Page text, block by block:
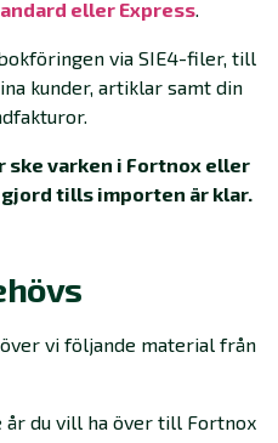
eller Express.
via SIE4-filer, till
kunder, artiklar samt din
varken i Fortnox eller
tills importen är klar.
vi följande material från
du vill ha över till Fortnox